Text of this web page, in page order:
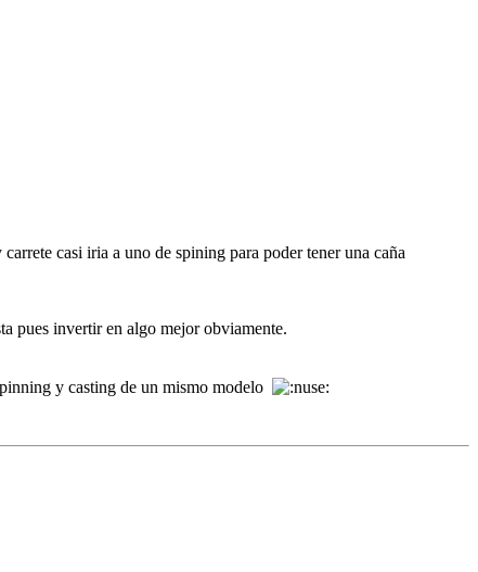
casi iria a uno de spining para poder tener una caña
pues invertir en algo mejor obviamente.
y casting de un mismo modelo